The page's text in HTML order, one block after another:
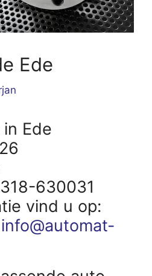
Ede
Ede
630031
vind u op:
info@automat-